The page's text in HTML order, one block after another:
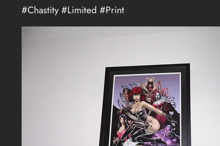
#Chastity #Limited #Print